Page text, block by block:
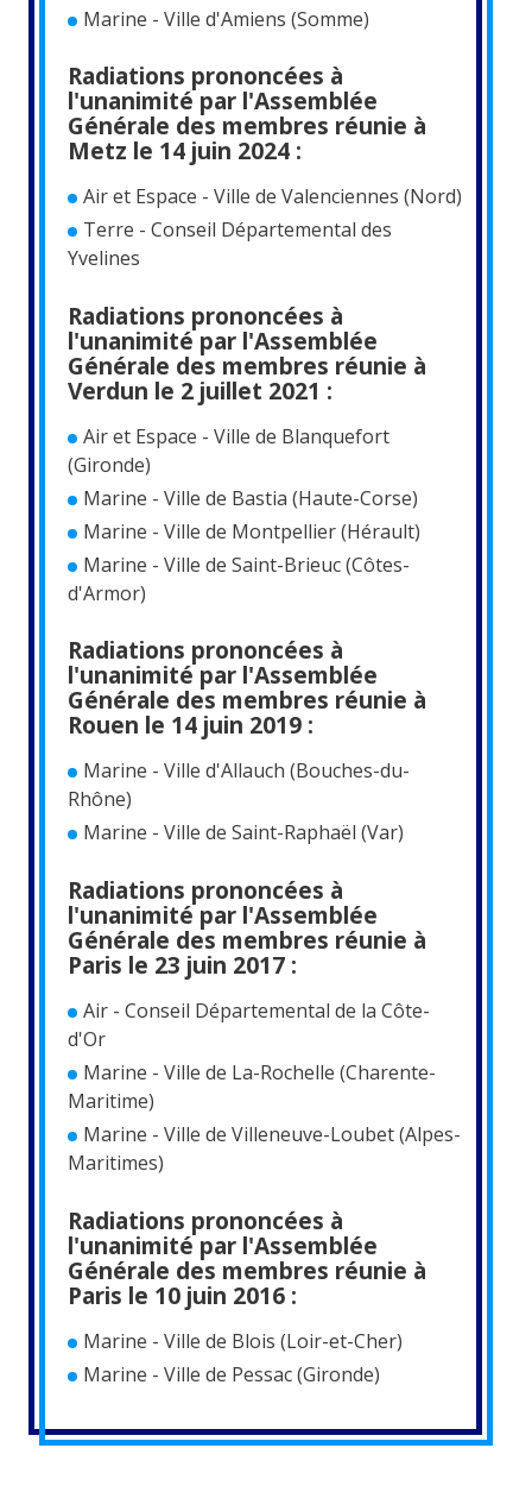
Marine - Ville d'Amiens (Somme)
Radiations prononcées à
l'unanimité par l'Assemblée
Générale des membres réunie à
Metz le 14 juin 2024 :
Air et Espace - Ville de Valenciennes (Nord)
Terre - Conseil Départemental des
Yvelines
Radiations prononcées à
l'unanimité par l'Assemblée
Générale des membres réunie à
Verdun le 2 juillet 2021 :
Air et Espace - Ville de Blanquefort
(Gironde)
Marine - Ville de Bastia (Haute-Corse)
Marine - Ville de Montpellier (Hérault)
Marine - Ville de Saint-Brieuc (Côtes-
d'Armor)
Radiations prononcées à
l'unanimité par l'Assemblée
Générale des membres réunie à
Rouen le 14 juin 2019 :
Marine - Ville d'Allauch (Bouches-du-
Rhône)
Marine - Ville de Saint-Raphaël (Var)
Radiations prononcées à
l'unanimité par l'Assemblée
Générale des membres réunie à
Paris le 23 juin 2017 :
Air - Conseil Départemental de la Côte-
d'Or
Marine - Ville de La-Rochelle (Charente-
Maritime)
Marine - Ville de Villeneuve-Loubet (Alpes-
Maritimes)
Radiations prononcées à
l'unanimité par l'Assemblée
Générale des membres réunie à
Paris le 10 juin 2016 :
Marine - Ville de Blois (Loir-et-Cher)
Marine - Ville de Pessac (Gironde)